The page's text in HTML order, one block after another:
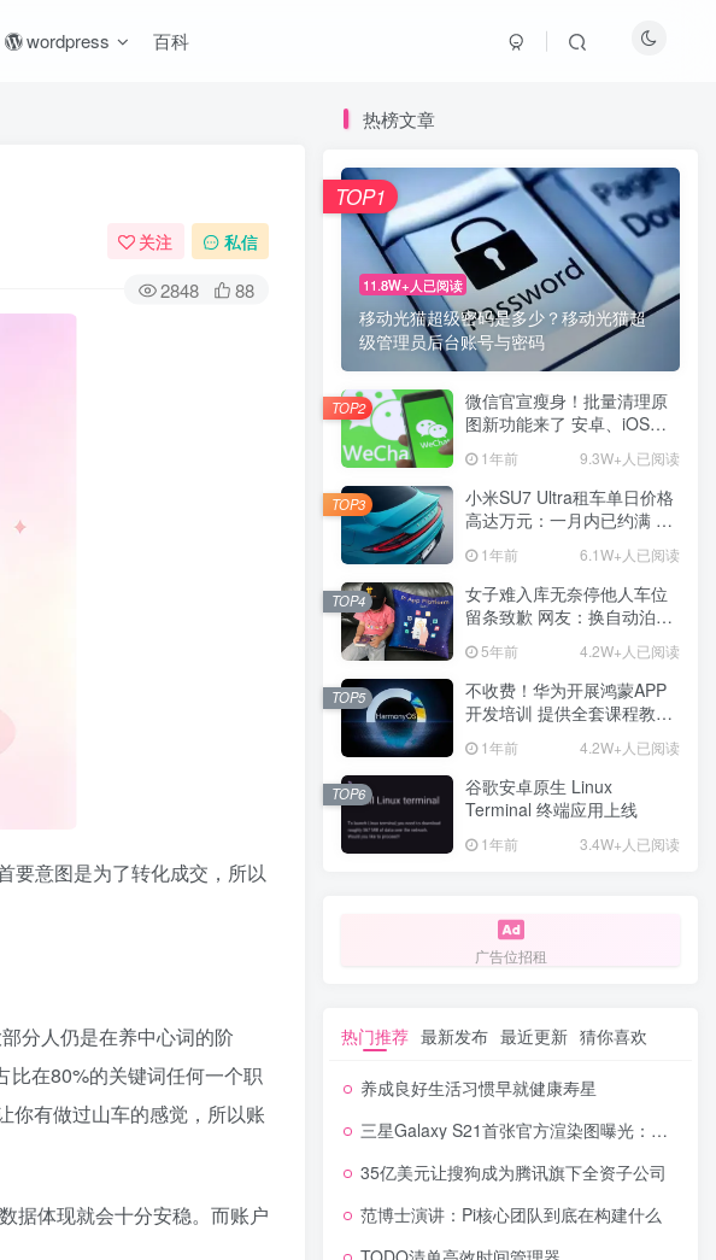
wordpress 百科
关注 私信
2848 88
要意图是为了转化成交，所以
分人仍是在养中心词的阶
比在80%的关键词任何一个职
你有做过山车的感觉，所以账
据体现就会十分安稳。而账户
热榜文章
11.8W+人已阅读
移动光猫超级密码是多少？移动光猫超
级管理员后台账号与密码
TOP1
微信官宣瘦身！批量清理原
图新功能来了 安卓、iOS均
1年前 9.3W+人已阅读
TOP2
小米SU7 Ultra租车单日价格
高达万元：一月内已约满 预
1年前 6.1W+人已阅读
TOP3
女子难入库无奈停他人车位
留条致歉 网友：换自动泊车
5年前 4.2W+人已阅读
TOP4
不收费！华为开展鸿蒙APP
开发培训 提供全套课程教学
1年前 4.2W+人已阅读
TOP5
谷歌安卓原生 Linux
Terminal 终端应用上线
1年前 3.4W+人已阅读
TOP6
广告位招租
热门推荐 最新发布 最近更新 猜你喜欢
养成良好生活习惯早就健康寿星
三星Galaxy S21首张官方渲染图曝光：直屏居中打孔
35亿美元让搜狗成为腾讯旗下全资子公司
范博士演讲：Pi核心团队到底在构建什么